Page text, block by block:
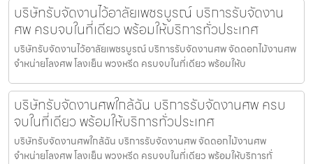
บริษัทรับจัดงานไว้อาลัยเพชรบูรณ์ บริการรับจัดงาน
ศพ ครบจบในที่เดียว พร้อมให้บริการทั่วประเทศ
บริษัทรับจัดงานไว้อาลัยเพชรบูรณ์ บริการรับจัดงานศพ จัดดอกไม้งานศพ
จำหน่ายโลงศพ โลงเย็น พวงหรีด ครบจบในที่เดียว พร้อมให้บ
บริษัทรับจัดงานศพใกล้ฉัน บริการรับจัดงานศพ ครบ
จบในที่เดียว พร้อมให้บริการทั่วประเทศ
บริษัทรับจัดงานศพใกล้ฉัน บริการรับจัดงานศพ จัดดอกไม้งานศพ
จำหน่ายโลงศพ โลงเย็น พวงหรีด ครบจบในที่เดียว พร้อมให้บริการทั่